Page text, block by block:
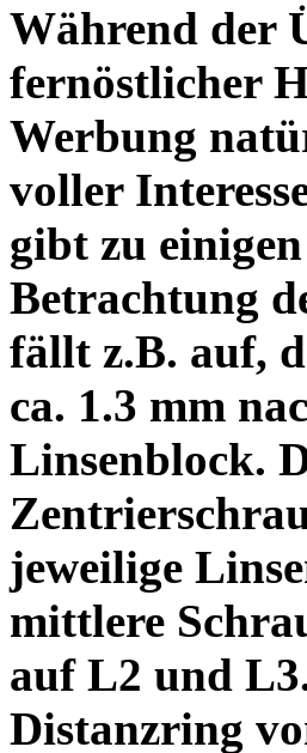
Während der
fernöstlicher
Werbung
voller
gibt zu
Betrachtung
fällt z.B. auf,
ca. 1.3 mm
Linsenblock.
jeweilige
mittlere
auf L2 und
Distanzring